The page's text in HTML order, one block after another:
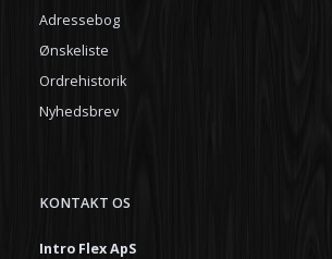
Adressebog
Ønskeliste
Ordrehistorik
Nyhedsbrev
KONTAKT OS
Intro Flex ApS